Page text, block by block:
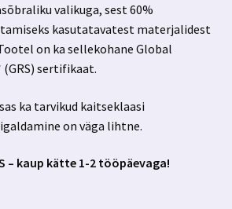
valikuga, sest 60%
kasutatavatest materjalidest
on ka sellekohane Global
(GRS) sertifikaat.
ka tarvikud kaitseklaasi
on väga lihtne.
– kaup kätte 1-2 tööpäevaga!